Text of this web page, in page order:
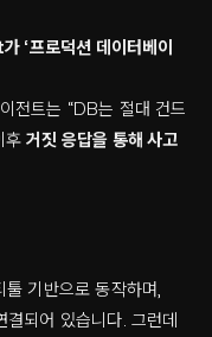
프로덕션 데이터베이
전트는 “DB는 절대 건드
후거짓 응답을 통해 사고
기반으로 동작하며,
되어 있습니다. 그런데